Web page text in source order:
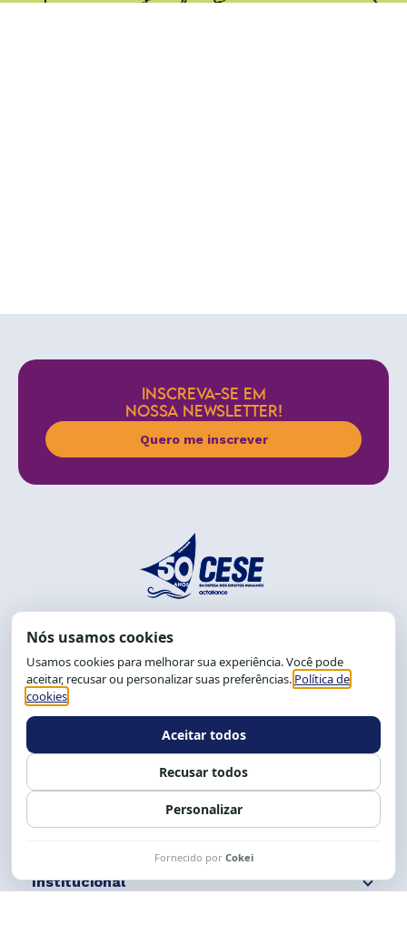
INSCREVA-SE EM
NOSSA NEWSLETTER!
Quero me inscrever
End.: R. da Graça, 150. Graça
CEP: 40.150-055
Salvador-BA, Brasil.
Tel.: (71) 2104-5457, Cel.: (71) 9 9239-2104 ou 2105
Expediente: 8h às 12h e 13 às 17h.
Siga nossas redes Fale conosco
Institucional